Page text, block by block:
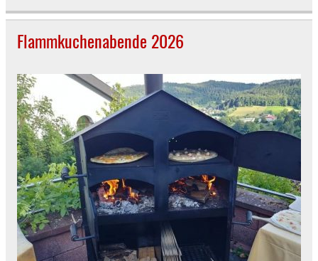
Flammkuchenabende 2026